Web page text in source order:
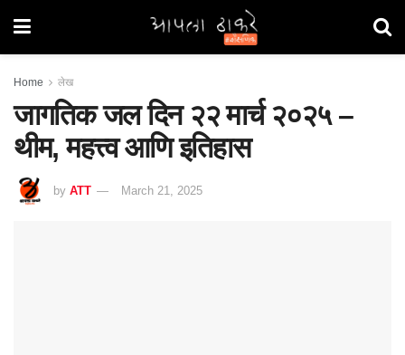
Home लेख
जागतिक जल दिन २२ मार्च २०२५ –
थीम, महत्त्व आणि इतिहास
by ATT March 21, 2025